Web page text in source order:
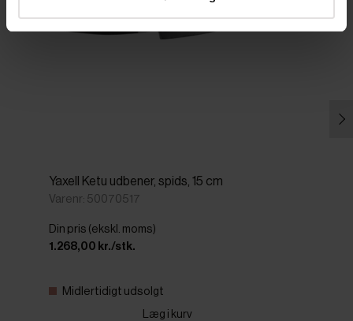
Yaxell Ketu udbener, spids, 15 cm
Varenr: 50070517
Din pris (ekskl. moms)
1.268,00 kr./stk.
Midlertidigt udsolgt
Læg i kurv